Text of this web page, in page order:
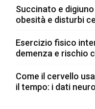
Succinato e
obesità e disturbi
Esercizio fisico
demenza e rischio
Come il cervello
il tempo: i dati